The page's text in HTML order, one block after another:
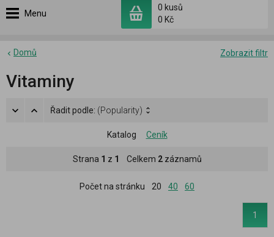
Menu
0 kusů
0 Kč
Zobrazit filtr
Domů
Vitaminy
Řadit podle: (Popularity)
Katalog Ceník
Strana 1 z 1 Celkem 2záznamů
Počet na stránku 20 40 60
1